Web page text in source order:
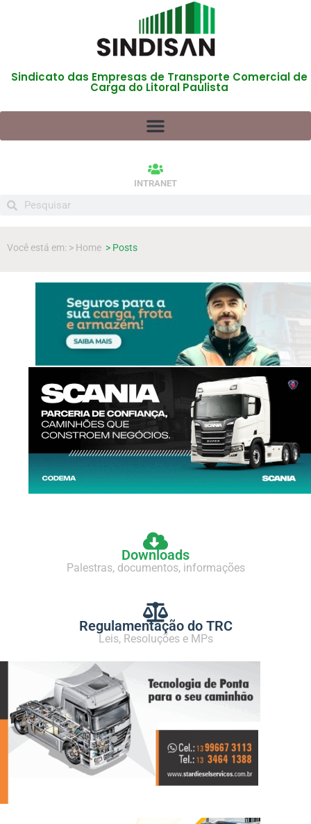
Sindicato das Empresas de Transporte Comercial de
Carga do Litoral Paulista
INTRANET
Você está em: > Home > Posts
Downloads
Palestras, documentos, informações
Regulamentação do TRC
Leis, Resoluções e MPs